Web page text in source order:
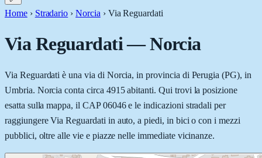
Home › Stradario › Norcia › Via Reguardati
Via Reguardati—Norcia
Via Reguardati è una via di Norcia, in provincia di Perugia (PG), in
Umbria. Norcia conta circa 4915 abitanti. Qui trovi la posizione
esatta sulla mappa, il CAP 06046 e le indicazioni stradali per
raggiungere Via Reguardati in auto, a piedi, in bici o con i mezzi
pubblici, oltre alle vie e piazze nelle immediate vicinanze.